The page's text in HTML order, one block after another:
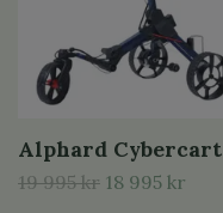
Alphard Cybercart
19 995 kr 18 995 kr